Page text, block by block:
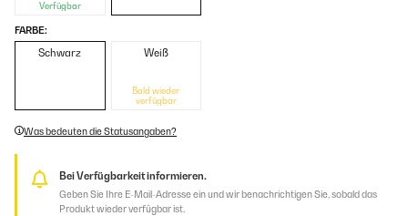
Verfügbar
FARBE:
Schwarz Weiß
Bald wieder
verfügbar
Was bedeuten die Statusangaben?
Bei Verfügbarkeit informieren.
Geben Sie Ihre E-Mail-Adresse ein und wir benachrichtigen Sie, sobald das
Produkt wieder verfügbar ist.